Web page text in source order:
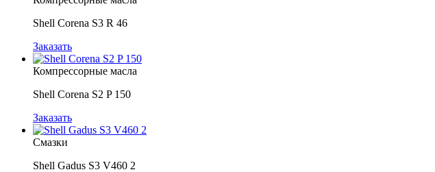
Shell Corena S3 R 46
Заказать
Компрессорные масла
Shell Corena S2 P 150
Заказать
Смазки
Shell Gadus S3 V460 2